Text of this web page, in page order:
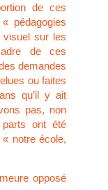
de ces
pédagogies
visuel sur les
de ces
demandes
ou faites
qu’il y ait
pas, non
ont été
notre école,
opposé